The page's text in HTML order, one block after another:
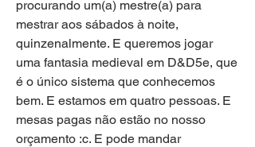
procurando um(a) mestre(a) para
mestrar aos sábados à noite,
quinzenalmente. E queremos jogar
uma fantasia medieval em D&D5e, que
é o único sistema que conhecemos
bem. E estamos em quatro pessoas. E
mesas pagas não estão no nosso
orçamento :c. E pode mandar